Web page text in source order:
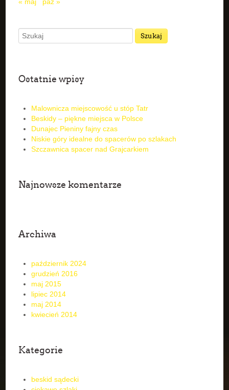
« maj paź »
Ostatnie wpisy
Malownicza miejscowość u stóp Tatr
Beskidy – piękne miejsca w Polsce
Dunajec Pieniny fajny czas
Niskie góry idealne do spacerów po szlakach
Szczawnica spacer nad Grajcarkiem
Najnowsze komentarze
Archiwa
październik 2024
grudzień 2016
maj 2015
lipiec 2014
maj 2014
kwiecień 2014
Kategorie
beskid sądecki